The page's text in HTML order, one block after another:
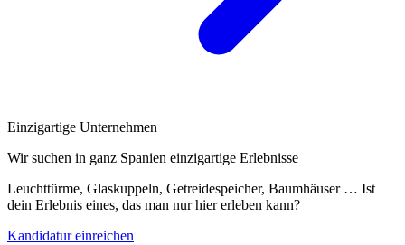
Einzigartige Unternehmen
Wir suchen in ganz Spanien einzigartige Erlebnisse
Leuchttürme, Glaskuppeln, Getreidespeicher, Baumhäuser … Ist
dein Erlebnis eines, das man nur hier erleben kann?
Kandidatur einreichen